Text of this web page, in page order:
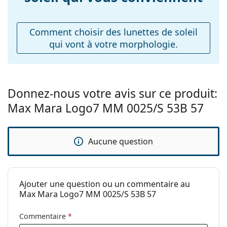
découvrir d'autres modèles de marques populaires.
ajustables:
ressort:
Non
Étui:
Oui
Tissu de
Oui
Catégorie:
Lunettes de soleil
Marque:
Max Mara
Code:
Comment choisir des lunettes de soleil
qui vont à votre morphologie.
Donnez-nous votre avis sur ce produit:
Max Mara Logo7 MM 0025/S 53B 57
Aucune question
Ajouter une question ou un commentaire au
Max Mara Logo7 MM 0025/S 53B 57
Commentaire *